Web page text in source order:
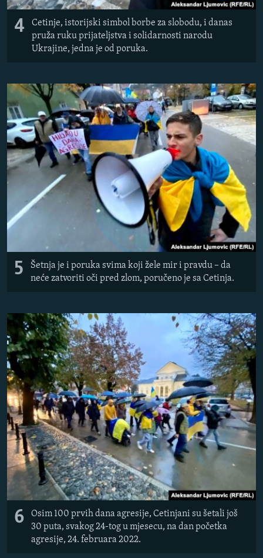
4
Cetinje, istorijski simbol borbe za slobodu, i danas
pruža ruku prijateljstva i solidarnosti narodu
Ukrajine, jedna je od poruka.
5
Šetnja je i poruka svima koji žele mir i pravdu – da
neće zatvoriti oči pred zlom, poručeno je sa Cetinja.
6
Osim 100 prvih dana agresije, Cetinjani su šetali još
30 puta, svakog 24-tog u mjesecu, na dan početka
agresije, 24. februara 2022.